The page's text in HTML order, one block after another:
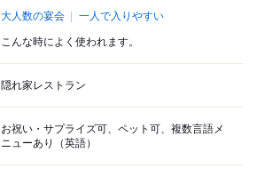
大人数の宴会 一人で入りやすい
こんな時によく使われます。
隠れ家レストラン
お祝い・サプライズ可、ペット可、複数言語メ
ニューあり（英語）